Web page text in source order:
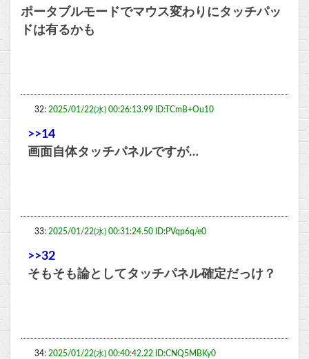
ポータブルモードでマウス変わりにタッチパッ
ドは有るかも
32: 2025/01/22(水) 00:26:13.99 ID:TCmB+Ou10
>>14
画面自体タッチパネルですが…
33: 2025/01/22(水) 00:31:24.50 ID:PVqp6q/e0
>>32
そもそも論としてタッチパネル確定だっけ？
34: 2025/01/22(水) 00:40:42.22 ID:CNQ5MBKy0